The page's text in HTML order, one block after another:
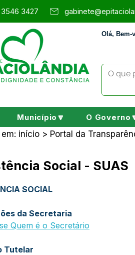
3427
Olá, Bem-
Município🔽 O
início > Portal da
Social - SUAS
SOCIAL
da Secretaria
Quem é o Secretário
Tutelar